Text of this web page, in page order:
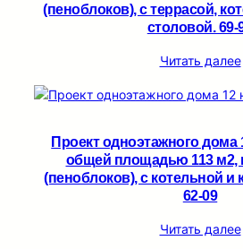
(пеноблоков), c террасой,
столовой. 69-
Читать далее
Проект одноэтажного дома
общей площадью 113 м2,
(пеноблоков), c котельной и
62-09
Читать далее